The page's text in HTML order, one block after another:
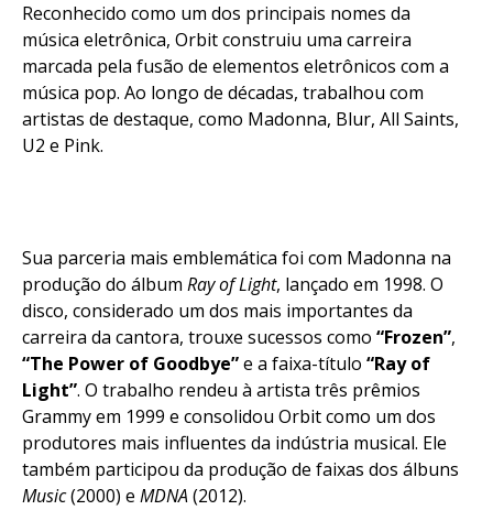
Reconhecido como um dos principais nomes da
música eletrônica, Orbit construiu uma carreira
marcada pela fusão de elementos eletrônicos com a
música pop. Ao longo de décadas, trabalhou com
artistas de destaque, como Madonna, Blur, All Saints,
U2 e Pink.
Sua parceria mais emblemática foi com Madonna na
produção do álbum Ray of Light, lançado em 1998. O
disco, considerado um dos mais importantes da
carreira da cantora, trouxe sucessos como “Frozen”,
“The Power of Goodbye”e a faixa-título “Ray of
Light”. O trabalho rendeu à artista três prêmios
Grammy em 1999 e consolidou Orbit como um dos
produtores mais influentes da indústria musical. Ele
também participou da produção de faixas dos álbuns
Music(2000) e MDNA(2012).